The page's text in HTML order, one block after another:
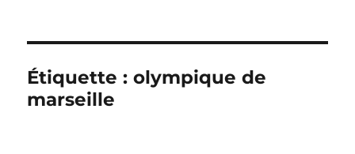
Étiquette :olympique de
marseille